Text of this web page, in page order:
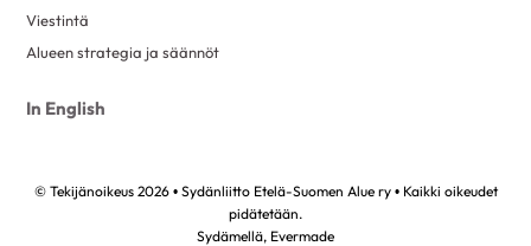
Viestintä
Alueen strategia ja säännöt
In English
© Tekijänoikeus 2026 • Sydänliitto Etelä-Suomen Alue ry • Kaikki oikeudet
pidätetään.
Sydämellä, Evermade